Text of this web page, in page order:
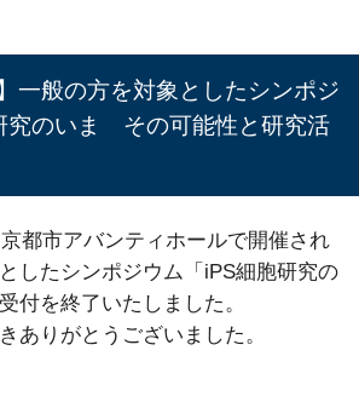
一般の方を対象としたシンポジ
究のいま その可能性と研究活
都市アバンティホールで開催され
したシンポジウム「iPS細胞研究の
付を終了いたしました。
ありがとうございました。